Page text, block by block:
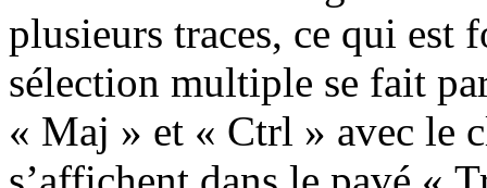
plusieurs traces, ce qui
sélection multiple se fait
« Maj » et « Ctrl » avec le